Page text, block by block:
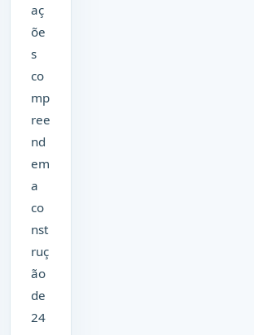
aç
õe
s
co
mp
ree
nd
em
a
co
nst
ruç
ão
de
24